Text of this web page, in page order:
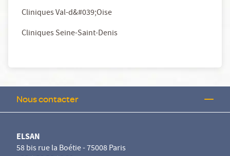
Cliniques Val-d&#039;Oise
Cliniques Seine-Saint-Denis
Nous contacter
ELSAN
58 bis rue la Boétie - 75008 Paris